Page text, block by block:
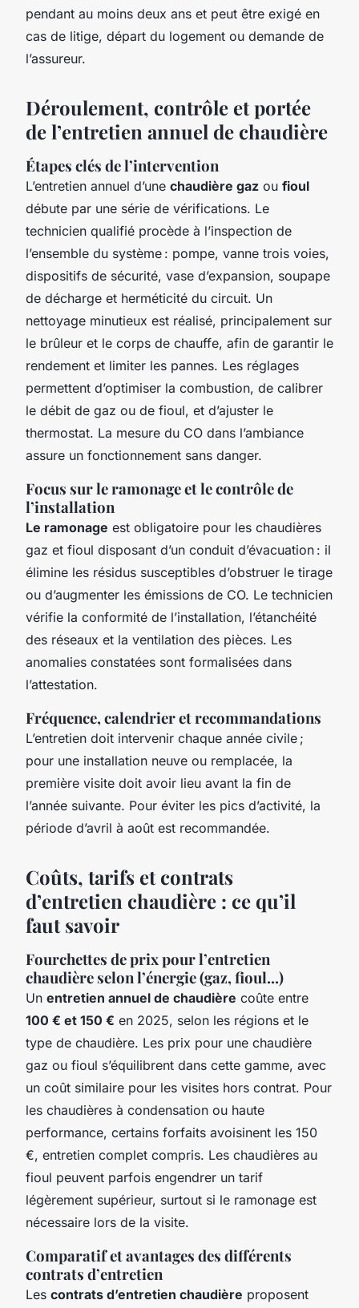
pendant au moins deux ans et peut être exigé en
cas de litige, départ du logement ou demande de
l’assureur.
Déroulement, contrôle et portée
de l’entretien annuel de chaudière
Étapes clés de l’intervention
L’entretien annuel d’une chaudière gaz ou fioul
débute par une série de vérifications. Le
technicien qualifié procède à l’inspection de
l’ensemble du système : pompe, vanne trois voies,
dispositifs de sécurité, vase d’expansion, soupape
de décharge et herméticité du circuit. Un
nettoyage minutieux est réalisé, principalement sur
le brûleur et le corps de chauffe, afin de garantir le
rendement et limiter les pannes. Les réglages
permettent d’optimiser la combustion, de calibrer
le débit de gaz ou de fioul, et d’ajuster le
thermostat. La mesure du CO dans l’ambiance
assure un fonctionnement sans danger.
Focus sur le ramonage et le contrôle de
l’installation
Le ramonage est obligatoire pour les chaudières
gaz et fioul disposant d’un conduit d’évacuation : il
élimine les résidus susceptibles d’obstruer le tirage
ou d’augmenter les émissions de CO. Le technicien
vérifie la conformité de l’installation, l’étanchéité
des réseaux et la ventilation des pièces. Les
anomalies constatées sont formalisées dans
l’attestation.
Fréquence, calendrier et recommandations
L’entretien doit intervenir chaque année civile ;
pour une installation neuve ou remplacée, la
première visite doit avoir lieu avant la fin de
l’année suivante. Pour éviter les pics d’activité, la
période d’avril à août est recommandée.
Coûts, tarifs et contrats
d’entretien chaudière : ce qu’il
faut savoir
Fourchettes de prix pour l’entretien
chaudière selon l’énergie (gaz, fioul...)
Un entretien annuel de chaudière coûte entre
100 € et 150 € en 2025, selon les régions et le
type de chaudière. Les prix pour une chaudière
gaz ou fioul s’équilibrent dans cette gamme, avec
un coût similaire pour les visites hors contrat. Pour
les chaudières à condensation ou haute
performance, certains forfaits avoisinent les 150
€, entretien complet compris. Les chaudières au
fioul peuvent parfois engendrer un tarif
légèrement supérieur, surtout si le ramonage est
nécessaire lors de la visite.
Comparatif et avantages des différents
contrats d’entretien
Les contrats d’entretien chaudière proposent